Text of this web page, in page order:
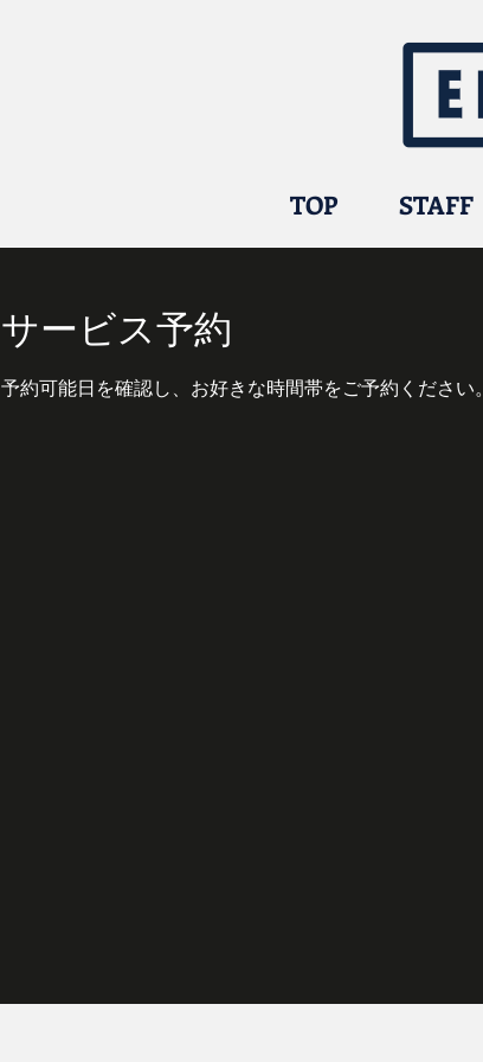
TOP STAFF
サービス予約
予約可能日を確認し、お好きな時間帯をご予約ください。